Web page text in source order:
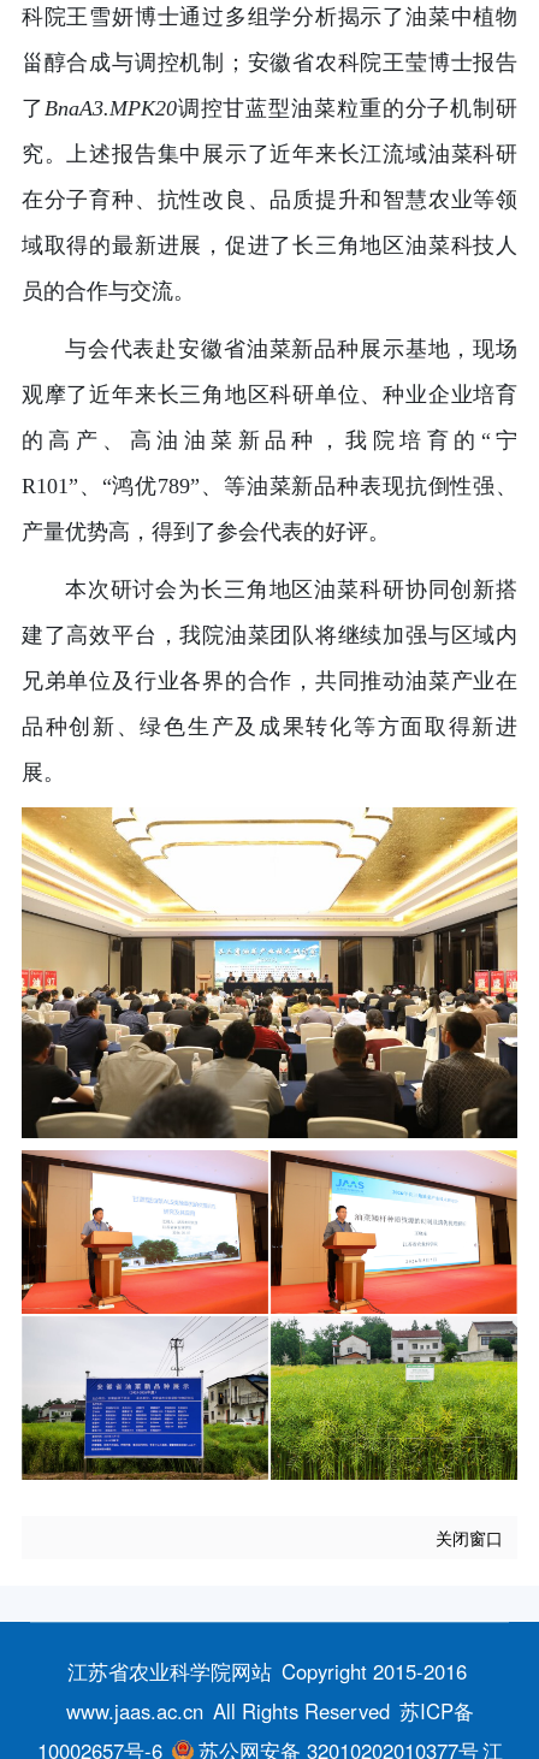
科院王雪妍博士通过多组学分析揭示了油菜中植物
甾醇合成与调控机制；安徽省农科院王莹博士报告
了BnaA3.MPK20调控甘蓝型油菜粒重的分子机制研
究。上述报告集中展示了近年来长江流域油菜科研
在分子育种、抗性改良、品质提升和智慧农业等领
域取得的最新进展，促进了长三角地区油菜科技人
员的合作与交流。
与会代表赴安徽省油菜新品种展示基地，现场
观摩了近年来长三角地区科研单位、种业企业培育
的高产、高油油菜新品种，我院培育的“宁
R101”、“鸿优789”、等油菜新品种表现抗倒性强、
产量优势高，得到了参会代表的好评。
本次研讨会为长三角地区油菜科研协同创新搭
建了高效平台，我院油菜团队将继续加强与区域内
兄弟单位及行业各界的合作，共同推动油菜产业在
品种创新、绿色生产及成果转化等方面取得新进
展。
关闭窗口
江苏省农业科学院网站 Copyright 2015-2016
www.jaas.ac.cn All Rights Reserved 苏ICP备
10002657号-6
苏公网安备 32010202010377号江